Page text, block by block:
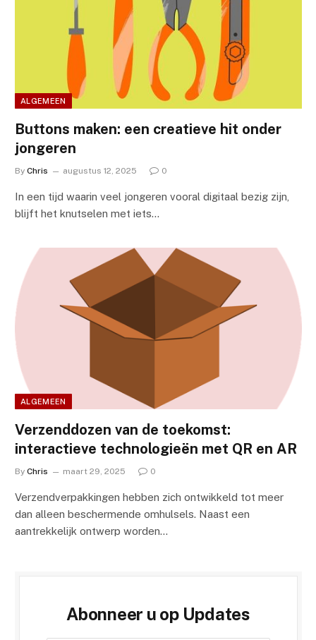
ALGEMEEN
Buttons maken: een creatieve hit onder
jongeren
By Chris augustus 12, 2025 0
In een tijd waarin veel jongeren vooral digitaal bezig zijn,
blijft het knutselen met iets…
ALGEMEEN
Verzenddozen van de toekomst:
interactieve technologieën met QR en AR
By Chris maart 29, 2025 0
Verzendverpakkingen hebben zich ontwikkeld tot meer
dan alleen beschermende omhulsels. Naast een
aantrekkelijk ontwerp worden…
Abonneer u op Updates